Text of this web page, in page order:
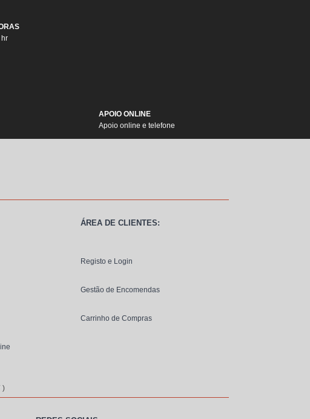
APOIO ONLINE
Apoio online e telefone
)
ÁREA DE CLIENTES:
Registo e Login
Gestão de Encomendas
Carrinho de Compras